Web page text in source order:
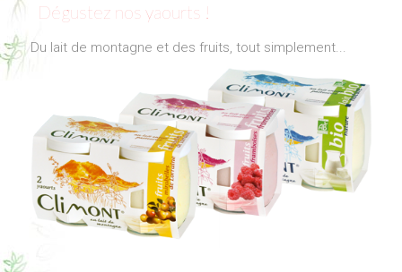
Dégustez nos yaourts !
Du lait de montagne et des fruits, tout simplement...